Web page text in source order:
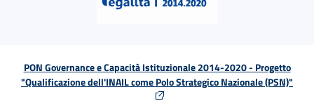
PON Governance e Capacità Istituzionale 2014-2020 - Progetto
"Qualificazione dell'INAIL come Polo Strategico Nazionale (PSN)"